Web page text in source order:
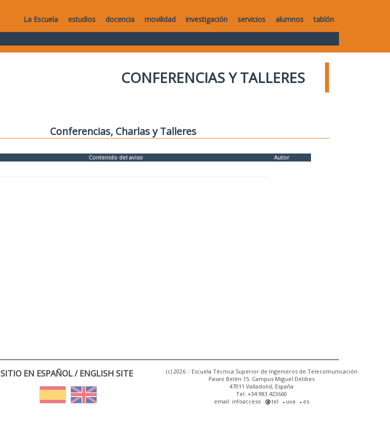
La Escuela estudios docencia movilidad investigación servicios alumnos tablón
CONFERENCIAS Y TALLERES
Conferencias, Charlas y Talleres
Contenido del aviso Autor
SITIO EN ESPAÑOL / ENGLISH SITE
(c) 2026 :: Escuela Técnica Superior de Ingenieros de Telecomunicación
Paseo Belén 15. Campus Miguel Delibes
47011 Valladolid, España
Tel: +34 983 423660
email: infoacceso
tel uva es